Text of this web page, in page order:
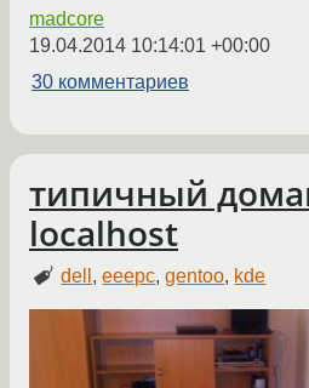
madcore
19.04.2014 10:14:01 +00:00
30 комментариев
типичный
localhost
dell ,eeepc,gentoo, kde